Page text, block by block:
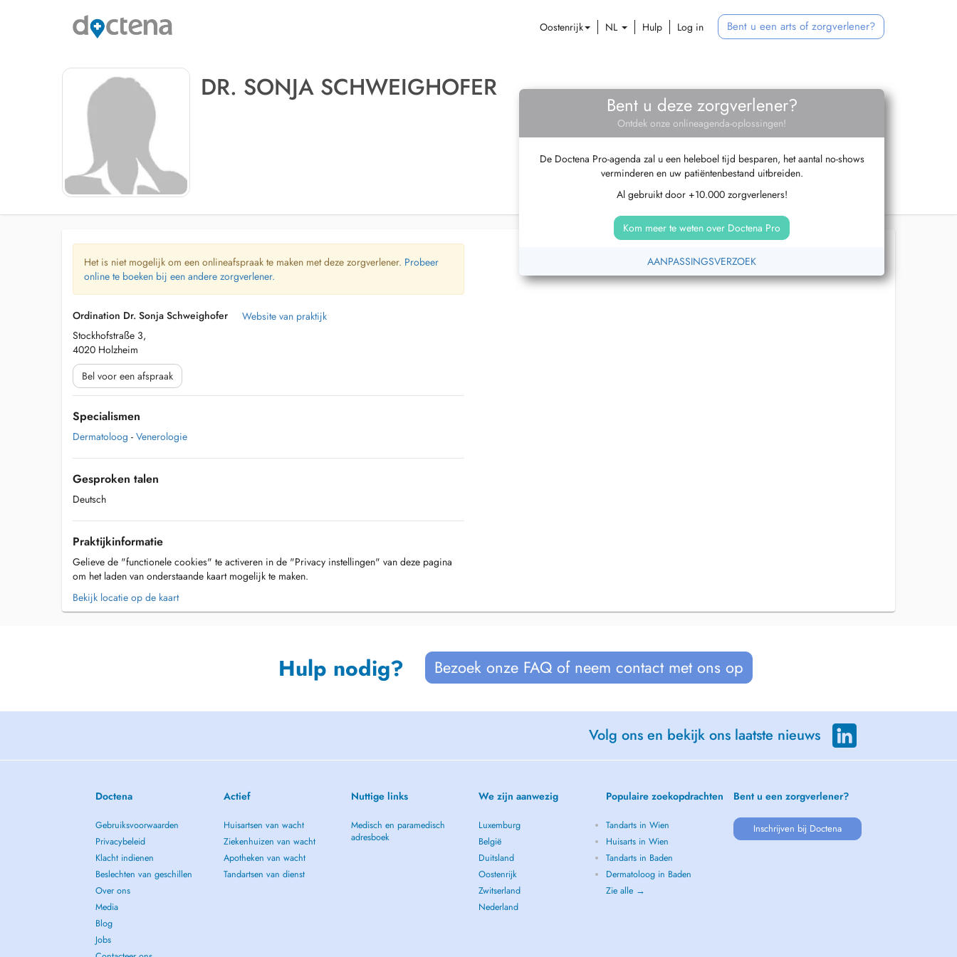
Oostenrijk NL Hulp Log in Bent u een arts of zorgverlener?
DR. SONJA SCHWEIGHOFER
Bent u deze zorgverlener?
Ontdek onze onlineagenda-oplossingen!
De Doctena Pro-agenda zal u een heleboel tijd besparen, het aantal no-shows
verminderen en uw patiëntenbestand uitbreiden.
Al gebruikt door +10.000 zorgverleners!
Kom meer te weten over Doctena Pro
AANPASSINGSVERZOEK
Het is niet mogelijk om een onlineafspraak te maken met deze zorgverlener. Probeer
online te boeken bij een andere zorgverlener.
Ordination Dr. Sonja Schweighofer
Stockhofstraße 3,
4020 Holzheim
Website van praktijk
Bel voor een afspraak
Specialismen
Dermatoloog - Venerologie
Gesproken talen
Deutsch
Praktijkinformatie
Gelieve de "functionele cookies" te activeren in de "Privacy instellingen" van deze pagina
om het laden van onderstaande kaart mogelijk te maken.
Bekijk locatie op de kaart
Hulp nodig? Bezoek onze FAQ of neem contact met ons op
Volg ons en bekijk ons laatste nieuws
Doctena
Gebruiksvoorwaarden
Privacybeleid
Klacht indienen
Beslechten van geschillen
Over ons
Media
Blog
Jobs
Actief
Huisartsen van wacht
Ziekenhuizen van wacht
Apotheken van wacht
Tandartsen van dienst
Nuttige links
Medisch en paramedisch
adresboek
We zijn aanwezig
Luxemburg
België
Duitsland
Oostenrijk
Zwitserland
Nederland
Populaire zoekopdrachten
Tandarts in Wien
Huisarts in Wien
Tandarts in Baden
Dermatoloog in Baden
Zie alle →
Bent u een zorgverlener?
Inschrijven bij Doctena